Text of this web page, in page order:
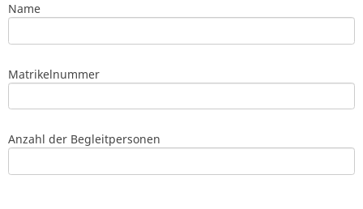
Name
Matrikelnummer
Anzahl der Begleitpersonen